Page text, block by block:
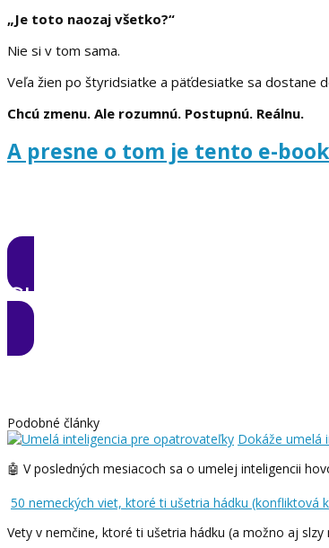
„Je toto naozaj všetko?“
Nie si v tom sama.
Veľa žien po štyridsiatke a päťdesiatke sa dostane
Chcú zmenu. Ale rozumnú. Postupnú. Reálnu.
A presne o tom je tento e-
CHCEM ZMENU
Podobné články
Dokáže umelá
🤖 V posledných mesiacoch sa o umelej inteligencii
50 nemeckých viet, ktoré ti ušetria hádku (konfliktová
Vety v nemčine, ktoré ti ušetria hádku (a možno aj slzy